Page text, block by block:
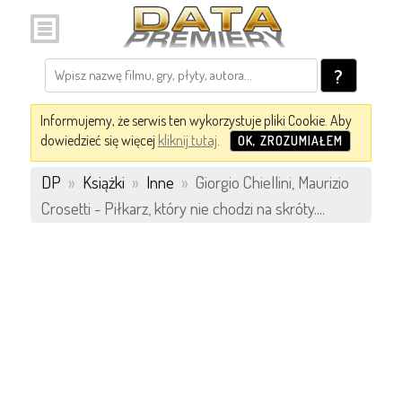
?
Informujemy, że serwis ten wykorzystuje pliki Cookie. Aby
dowiedzieć się więcej kliknij tutaj. OK, ZROZUMIAŁEM
DP » Książki » Inne » Giorgio Chiellini, Maurizio
Crosetti - Piłkarz, który nie chodzi na skróty....